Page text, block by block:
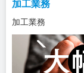
加工業務
加工業務